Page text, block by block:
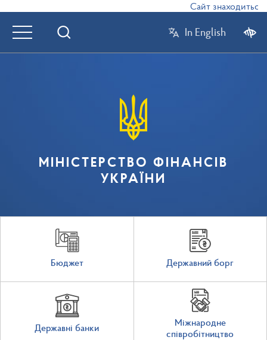
Сайт знаходиться
In English
МІНІСТЕРСТВО ФІНАНСІВ
УКРАЇНИ
Бюджет Державний борг
Державні банки
Міжнародне
співробітництво